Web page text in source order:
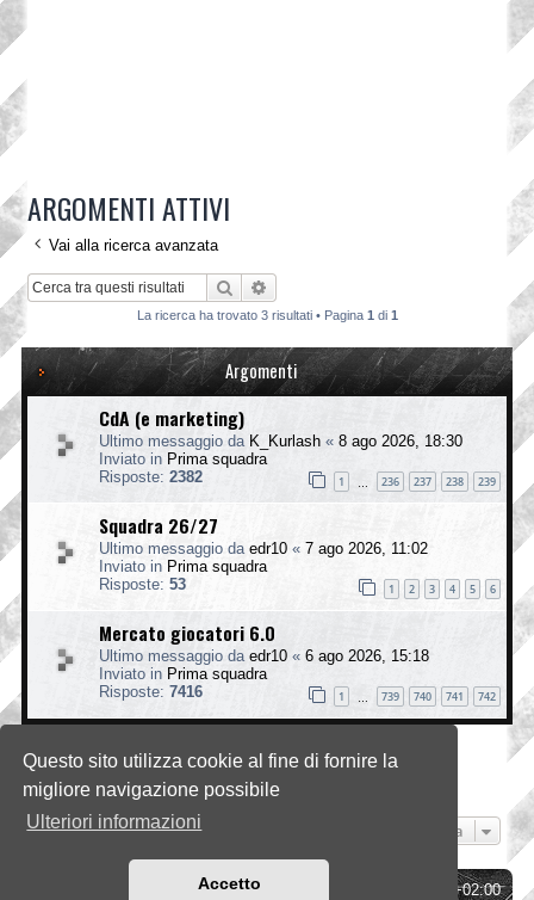
Questo sito utilizza cookie al fine di fornire la
migliore navigazione possibile
Ulteriori informazioni
Accetto
ARGOMENTI ATTIVI
Vai alla ricerca avanzata
Cerca
La ricerca ha trovato 3 risultati • Pagina 1 di 1
Argomenti
CdA (e marketing)
Ultimo messaggio da K_Kurlash « 8 ago 2026, 18:30
Inviato in Prima squadra
Risposte: 2382 1 236 237 238 239
Squadra 26/27
Ultimo messaggio da edr10 « 7 ago 2026, 11:02
Inviato in Prima squadra
Risposte: 53 1 2 3 4 5 6
Mercato giocatori 6.0
Ultimo messaggio da edr10 « 6 ago 2026, 15:18
Inviato in Prima squadra
Risposte: 7416 1 739 740 741 742
Vai a
UTC+02:00